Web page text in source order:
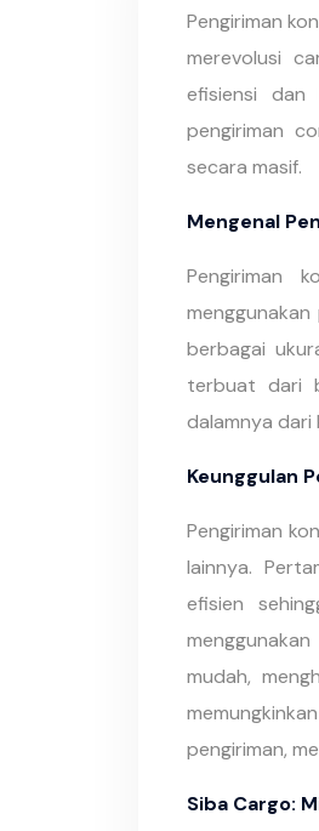
Pengiriman
merevolusi
efisiensi dan
pengiriman
secara masif.
Mengenal
Pengiriman
berbagai
terbuat dari
dalamnya dari
Keunggulan
Pengiriman
lainnya.
efisien
mudah,
pengiriman,
Siba Cargo: